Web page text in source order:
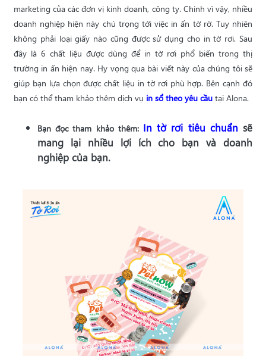
marketing của các đơn vị kinh doanh, công ty. Chính vì vậy, nhiều
doanh nghiệp hiện này chú trọng tới việc in ấn tờ rờ. Tuy nhiên
không phải loại giấy nào cũng được sử dụng cho in tờ rơi. Sau
đây là 6 chất liệu được dùng để in tờ rơi phổ biến trong thị
trường in ấn hiện nay. Hy vọng qua bài viết này của chúng tôi sẽ
giúp bạn lựa chọn được chất liệu in tờ rơi phù hợp. Bên cạnh đó
bạn có thể tham khảo thêm dịch vụ in sổ theo yêu cầu tại Alona.
Bạn đọc tham khảo thêm: In tờ rơi tiêu chuẩnsẽ
mang lại nhiều lợi ích cho bạn và doanh
nghiệp của bạn.